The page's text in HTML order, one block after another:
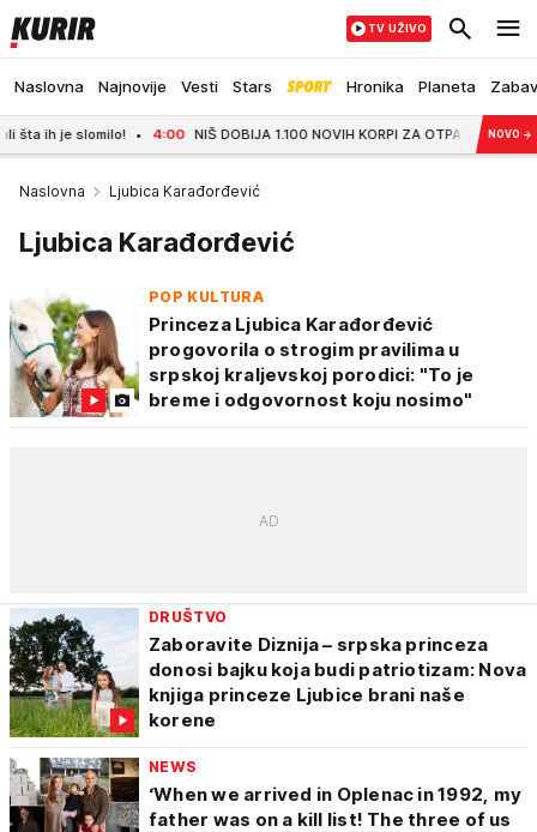
Naslovna Najnovije Vesti Stars Hronika Planeta
TV UŽIVO
ih je slomilo! 4:00 NIŠ DOBIJA 1.100 NOVIH KORPI ZA OTPATKE: DoNOVO →
Naslovna Ljubica Karađorđević
Ljubica Karađorđević
POP KULTURA
Princeza Ljubica Karađorđević
progovorila o strogim pravilima u
srpskoj kraljevskoj porodici: "To je
breme i odgovornost koju nosimo"
DRUŠTVO
Zaboravite Diznija – srpska princeza
donosi bajku koja budi patriotizam: Nova
knjiga princeze Ljubice brani naše
korene
NEWS
‘When we arrived in Oplenac in 1992, my
father was on a kill list! The three of us